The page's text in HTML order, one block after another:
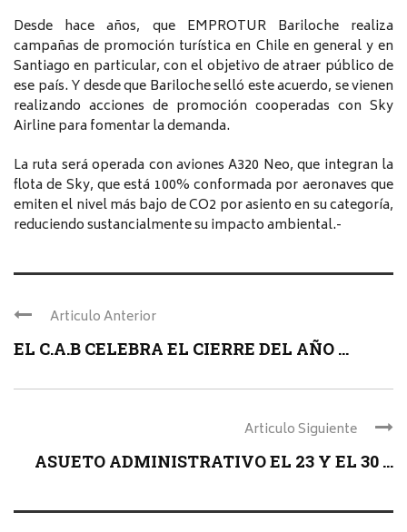
Desde hace años, que EMPROTUR Bariloche realiza
campañas de promoción turística en Chile en general y en
Santiago en particular, con el objetivo de atraer público de
ese país. Y desde que Bariloche selló este acuerdo, se vienen
realizando acciones de promoción cooperadas con Sky
Airline para fomentar la demanda.
La ruta será operada con aviones A320 Neo, que integran la
flota de Sky, que está 100% conformada por aeronaves que
emiten el nivel más bajo de CO2 por asiento en su categoría,
reduciendo sustancialmente su impacto ambiental.-
Articulo Anterior
EL C.A.B CELEBRA EL CIERRE DEL AÑO ...
Articulo Siguiente
ASUETO ADMINISTRATIVO EL 23 Y EL 30 ...